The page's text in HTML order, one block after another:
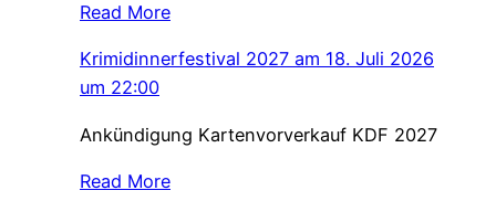
Read More
Krimidinnerfestival 2027 am 18. Juli 2026
um 22:00
Ankündigung Kartenvorverkauf KDF 2027
Read More